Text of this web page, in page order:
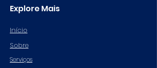
Explore Mais
Início
Sobre
Serviços